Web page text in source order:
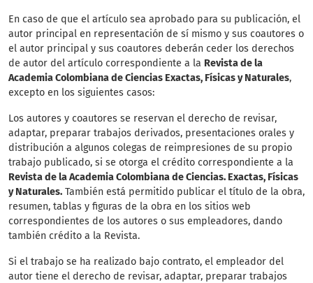
En caso de que el artículo sea aprobado para su publicación, el
autor principal en representación de sí mismo y sus coautores o
el autor principal y sus coautores deberán ceder los derechos
de autor del artículo correspondiente a la Revista de la
Academia Colombiana de Ciencias Exactas, Físicas y Naturales,
excepto en los siguientes casos:
Los autores y coautores se reservan el derecho de revisar,
adaptar, preparar trabajos derivados, presentaciones orales y
distribución a algunos colegas de reimpresiones de su propio
trabajo publicado, si se otorga el crédito correspondiente a la
Revista de la Academia Colombiana de Ciencias. Exactas, Físicas
y Naturales. También está permitido publicar el título de la obra,
resumen, tablas y figuras de la obra en los sitios web
correspondientes de los autores o sus empleadores, dando
también crédito a la Revista.
Si el trabajo se ha realizado bajo contrato, el empleador del
autor tiene el derecho de revisar, adaptar, preparar trabajos